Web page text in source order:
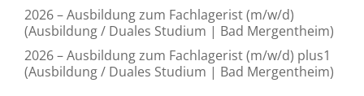
2026 – Ausbildung zum Fachlagerist (m/w/d)
(Ausbildung / Duales Studium | Bad Mergentheim)
2026 – Ausbildung zum Fachlagerist (m/w/d) plus1
(Ausbildung / Duales Studium | Bad Mergentheim)